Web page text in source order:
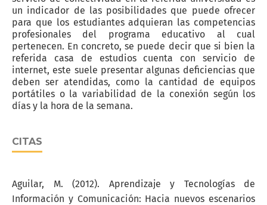
un indicador de las posibilidades que puede ofrecer
para que los estudiantes adquieran las competencias
profesionales del programa educativo al cual
pertenecen. En concreto, se puede decir que si bien la
referida casa de estudios cuenta con servicio de
internet, este suele presentar algunas deficiencias que
deben ser atendidas, como la cantidad de equipos
portátiles o la variabilidad de la conexión según los
días y la hora de la semana.
CITAS
Aguilar, M. (2012). Aprendizaje y Tecnologías de
Información y Comunicación: Hacia nuevos escenarios